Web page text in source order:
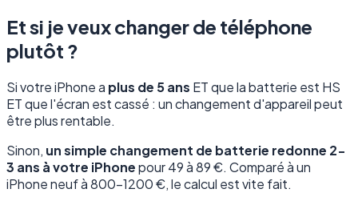
Et si je veux changer de téléphone
plutôt ?
Si votre iPhone a plus de 5 ans ET que la batterie est HS
ET que l'écran est cassé : un changement d'appareil peut
être plus rentable.
Sinon, un simple changement de batterie redonne 2-
3 ans à votre iPhonepour 49 à 89 €. Comparé à un
iPhone neuf à 800-1200 €, le calcul est vite fait.